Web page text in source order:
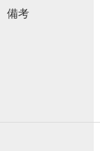
備考